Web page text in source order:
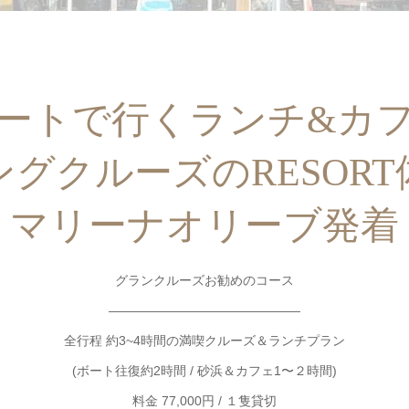
トで行くランチ&カ
グクルーズのRESORT
マリーナオリーブ発着
グランクルーズお勧めのコース
———————————————
全行程 約3~4時間の満喫クルーズ＆ランチプラン
(ボート往復約2時間 / 砂浜＆カフェ1〜２時間)
料金 77,000円 / １隻貸切